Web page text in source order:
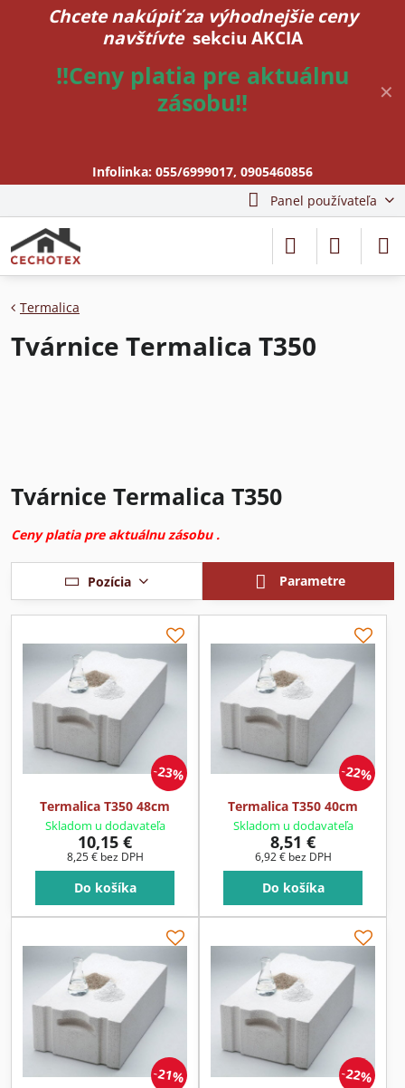
✕
Chcete nakúpiť za výhodnejšie ceny
navštívte sekciu AKCIA
!!Ceny platia pre aktuálnu
zásobu!!
Infolinka: 055/6999017, 0905460856
Panel používateľa
Termalica
Tvárnice Termalica T350
Tvárnice Termalica T350
Ceny platia pre aktuálnu zásobu .
Pozícia Parametre
23%
Termalica T350 48cm
Skladom u dodavateľa
10,15 €
8,25 € bez DPH
Do košíka
22%
Termalica T350 40cm
Skladom u dodavateľa
8,51 €
6,92 € bez DPH
Do košíka
21% 22%